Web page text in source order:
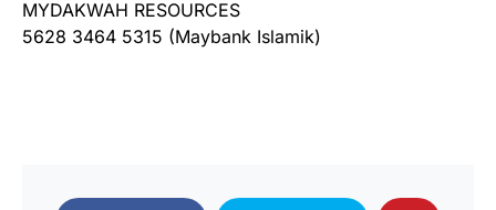
MYDAKWAH RESOURCES
5628 3464 5315 (Maybank Islamik)